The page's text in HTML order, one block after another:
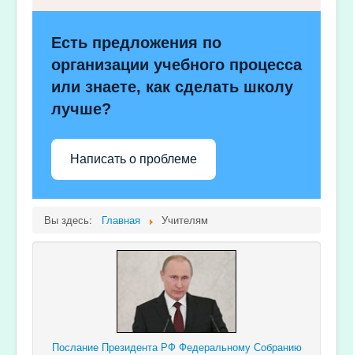
Есть предложения по
организации учебного процесса
или знаете, как сделать школу
лучше?
Написать о проблеме
Вы здесь: Главная Учителям
Послание Президента РФ Федеральному Собранию